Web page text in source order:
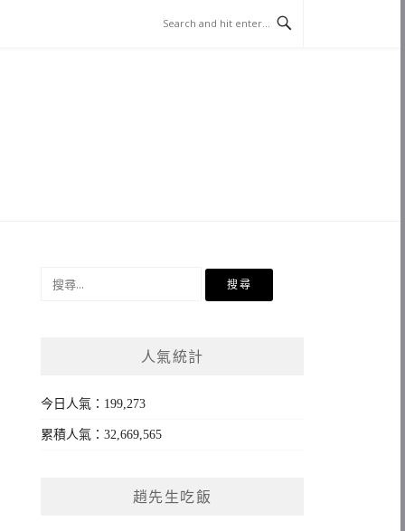
人氣統計
今日人氣：199,273
累積人氣：32,669,565
趙先生吃飯